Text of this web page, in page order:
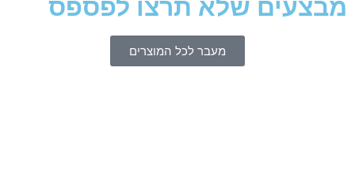
מבצעים שלא תרצו לפספס
מעבר לכל המוצרים